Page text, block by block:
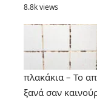
8.8k views
πλακάκια – Το
ξανά σαν